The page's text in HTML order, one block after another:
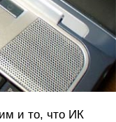
и то, что ИК